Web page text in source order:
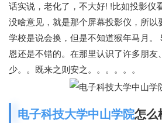
话实说，老化了，不大好! !比如投影仪
没啥意见，就是那个屏幕投影仪，所以
学校是说会换，但是不知道猴年马月。
恩还是不错的。在那里认识了许多朋友
少。。既来之则安之。。。。。。
电子科技大学中山学院怎么